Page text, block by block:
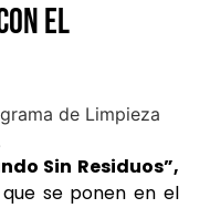
el
Sin Residuos”,
se ponen en el